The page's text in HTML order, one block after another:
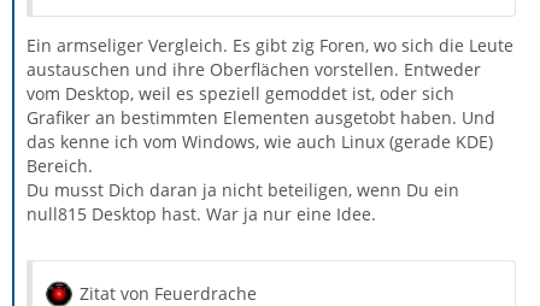
Ein armseliger Vergleich. Es gibt zig Foren, wo sich die Leute
austauschen und ihre Oberflächen vorstellen. Entweder
vom Desktop, weil es speziell gemoddet ist, oder sich
Grafiker an bestimmten Elementen ausgetobt haben. Und
das kenne ich vom Windows, wie auch Linux (gerade KDE)
Bereich.
Du musst Dich daran ja nicht beteiligen, wenn Du ein
null815 Desktop hast. War ja nur eine Idee.
Zitat von Feuerdrache